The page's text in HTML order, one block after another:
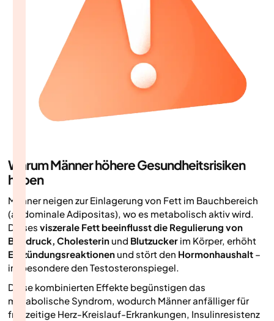
Warum Männer höhere Gesundheitsrisiken
haben
Männer neigen zur Einlagerung von Fett im Bauchbereich
(abdominale Adipositas), wo es metabolisch aktiv wird.
Dieses viszerale Fett beeinflusst die Regulierung von
Blutdruck, Cholesterin und Blutzucker im Körper, erhöht
Entzündungsreaktionen und stört den Hormonhaushalt –
insbesondere den Testosteronspiegel.
Diese kombinierten Effekte begünstigen das
metabolische Syndrom, wodurch Männer anfälliger für
frühzeitige Herz-Kreislauf-Erkrankungen, Insulinresistenz